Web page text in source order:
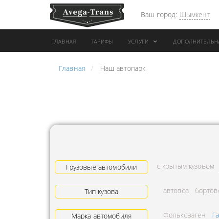
Ваш город: Шымкент
ГЛАВНАЯ ТАРИФЫ УСЛУГИ
АРЕНДА АВТОБУСА
ГРУЗОВАЯ ТЕХНИКА
ПЕРЕВОЗКА ТРУБ
АРЕНДА БУЛЬДОЗЕРА
Главная Наш автопарк
Грузовые автомобили с крытым кузовом
Тип кузова автовоз
Марка автомобиля Фольксваген